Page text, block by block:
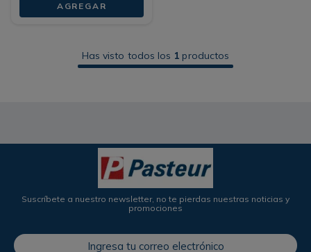
AGREGAR
Has visto todos los 1 productos
Suscríbete a nuestro newsletter, no te pierdas nuestras noticias y
promociones